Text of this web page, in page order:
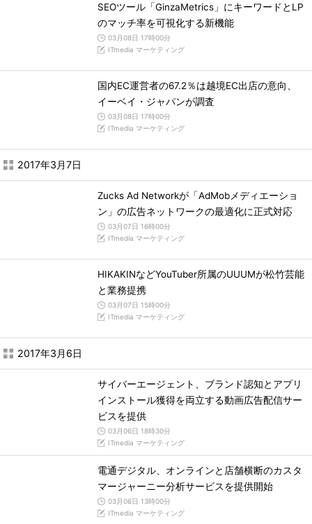
SEOツール「GinzaMetrics」にキーワードとLP
のマッチ率を可視化する新機能
03月08日 17時00分
ITmedia マーケティング
国内EC運営者の67.2％は越境EC出店の意向、
イーベイ・ジャパンが調査
03月08日 17時00分
ITmedia マーケティング
2017年3月7日
Zucks Ad Networkが「AdMobメディエーショ
ン」の広告ネットワークの最適化に正式対応
03月07日 16時00分
ITmedia マーケティング
HIKAKINなどYouTuber所属のUUUMが松竹芸能
と業務提携
03月07日 15時00分
ITmedia マーケティング
2017年3月6日
サイバーエージェント、ブランド認知とアプリ
インストール獲得を両立する動画広告配信サー
ビスを提供
03月06日 18時30分
ITmedia マーケティング
電通デジタル、オンラインと店舗横断のカスタ
マージャーニー分析サービスを提供開始
03月06日 13時00分
ITmedia マーケティング